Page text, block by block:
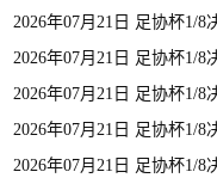
2026年07月21日 足协杯1/
2026年07月21日 足协杯1/
2026年07月21日 足协杯1/
2026年07月21日 足协杯1/
2026年07月21日 足协杯1/